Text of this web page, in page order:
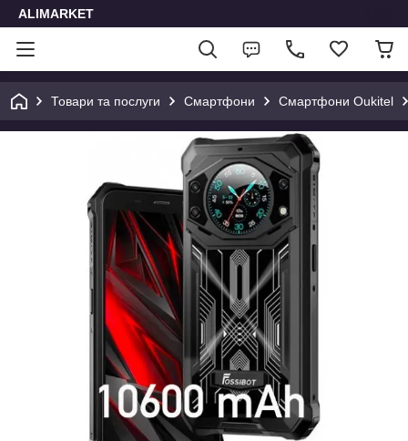
ALIMARKET
Товари та послуги Смартфони Смартфони Oukitel